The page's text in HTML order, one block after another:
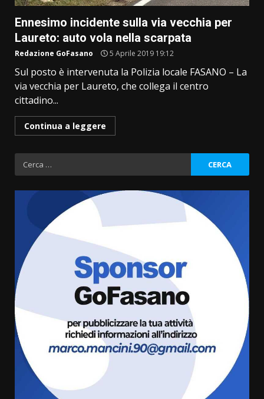
Ennesimo incidente sulla via vecchia per
Laureto: auto vola nella scarpata
Redazione GoFasano 5 Aprile 2019 19:12
Sul posto è intervenuta la Polizia locale FASANO – La
via vecchia per Laureto, che collega il centro
cittadino...
Continua a leggere
Ricerca
per:
La Banda Città di Fasano apre
ufficialmente la Festa di
8 Agosto 2026 11:00
Savelletri in festa, domani sera
grande spettacolo con Uccio De
Santis